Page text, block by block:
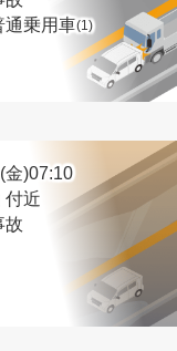
通乗用車(1)
金)07:10
付近
故